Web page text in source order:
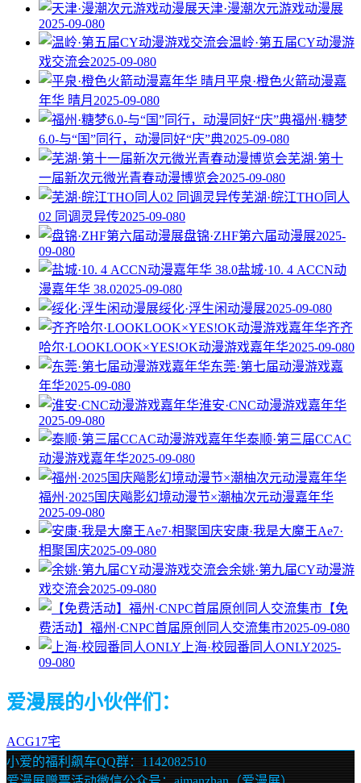
天津·漫潮次元游戏动漫展
2025-09-080
温岭·第五届CY动漫游
戏交流会2025-09-080
平泉·橙色火箭动漫嘉
年华 晴月 2025-09-080
福州·糖梦
6.0-与“国”同行，动漫同好“庆”典2025-09-080
芜湖·第十
一届新次元微光青春动漫博览会2025-09-080
芜湖·皖江THO同人
02 同调灵异传2025-09-080
盘锦·ZHF第六届动漫展2025-
09-080
盐城·10. 4 ACCN动
漫嘉年华 38.02025-09-080
绥化·浮生闲动漫展2025-09-080
齐齐
哈尔·LOOKLOOK×YES!OK动漫游戏嘉年华2025-09-080
东莞·第七届动漫游戏嘉
年华2025-09-080
淮安·CNC动漫游戏嘉年华
2025-09-080
泰顺·第三届CCAC
动漫游戏嘉年华2025-09-080
福州·2025国庆飚影幻境动漫节×潮柚次元动漫嘉年华
2025-09-080
安康·我是大魔王Ae7·
相聚国庆2025-09-080
余姚·第九届CY动漫游
戏交流会2025-09-080
【免
费活动】福州·CNPC首届原创同人交流集市2025-09-080
上海·校园番同人ONLY2025-
09-080
爱漫展的小伙伴们：
ACG17宅
小爱的福利飙车QQ群：1142082510